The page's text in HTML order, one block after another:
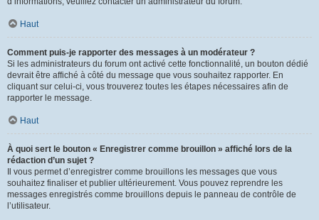
Haut
Comment puis-je rapporter des messages à un modérateur ?
Si les administrateurs du forum ont activé cette fonctionnalité, un bouton dédié
devrait être affiché à côté du message que vous souhaitez rapporter. En
cliquant sur celui-ci, vous trouverez toutes les étapes nécessaires afin de
rapporter le message.
Haut
À quoi sert le bouton « Enregistrer comme brouillon » affiché lors de la
rédaction d’un sujet ?
Il vous permet d’enregistrer comme brouillons les messages que vous
souhaitez finaliser et publier ultérieurement. Vous pouvez reprendre les
messages enregistrés comme brouillons depuis le panneau de contrôle de
l’utilisateur.